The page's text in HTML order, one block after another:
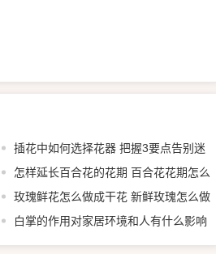
插花中如何选择花器 把握3要点告别迷
茫(图)
怎样延长百合花的花期 百合花花期怎么
延长(图)
玫瑰鲜花怎么做成干花 新鲜玫瑰怎么做
干花(图)
白掌的作用对家居环境和人有什么影响
(图)